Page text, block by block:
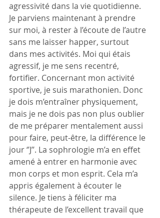
agressivité dans la vie quotidienne.
Je parviens maintenant à prendre
sur moi, à rester à l’écoute de l’autre
sans me laisser happer, surtout
dans mes activités. Moi qui étais
agressif, je me sens recentré,
fortifier. Concernant mon activité
sportive, je suis marathonien. Donc
je dois m’entraîner physiquement,
mais je ne dois pas non plus oublier
de me préparer mentalement aussi
pour faire, peut-être, la différence le
jour ‘’J’’. La sophrologie m’a en effet
amené à entrer en harmonie avec
mon corps et mon esprit. Cela m’a
appris également à écouter le
silence. Je tiens à féliciter ma
thérapeute de l’excellent travail que